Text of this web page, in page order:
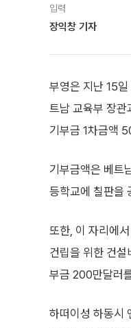
입력
장익창 기자
부영은 지난 15
트남 교육부 장
기부금 1차금액
기부금액은 베트
등학교에 칠판을
또한, 이 자리에
건립을 위한 건
부금 200만달러
하떠이성 하동시